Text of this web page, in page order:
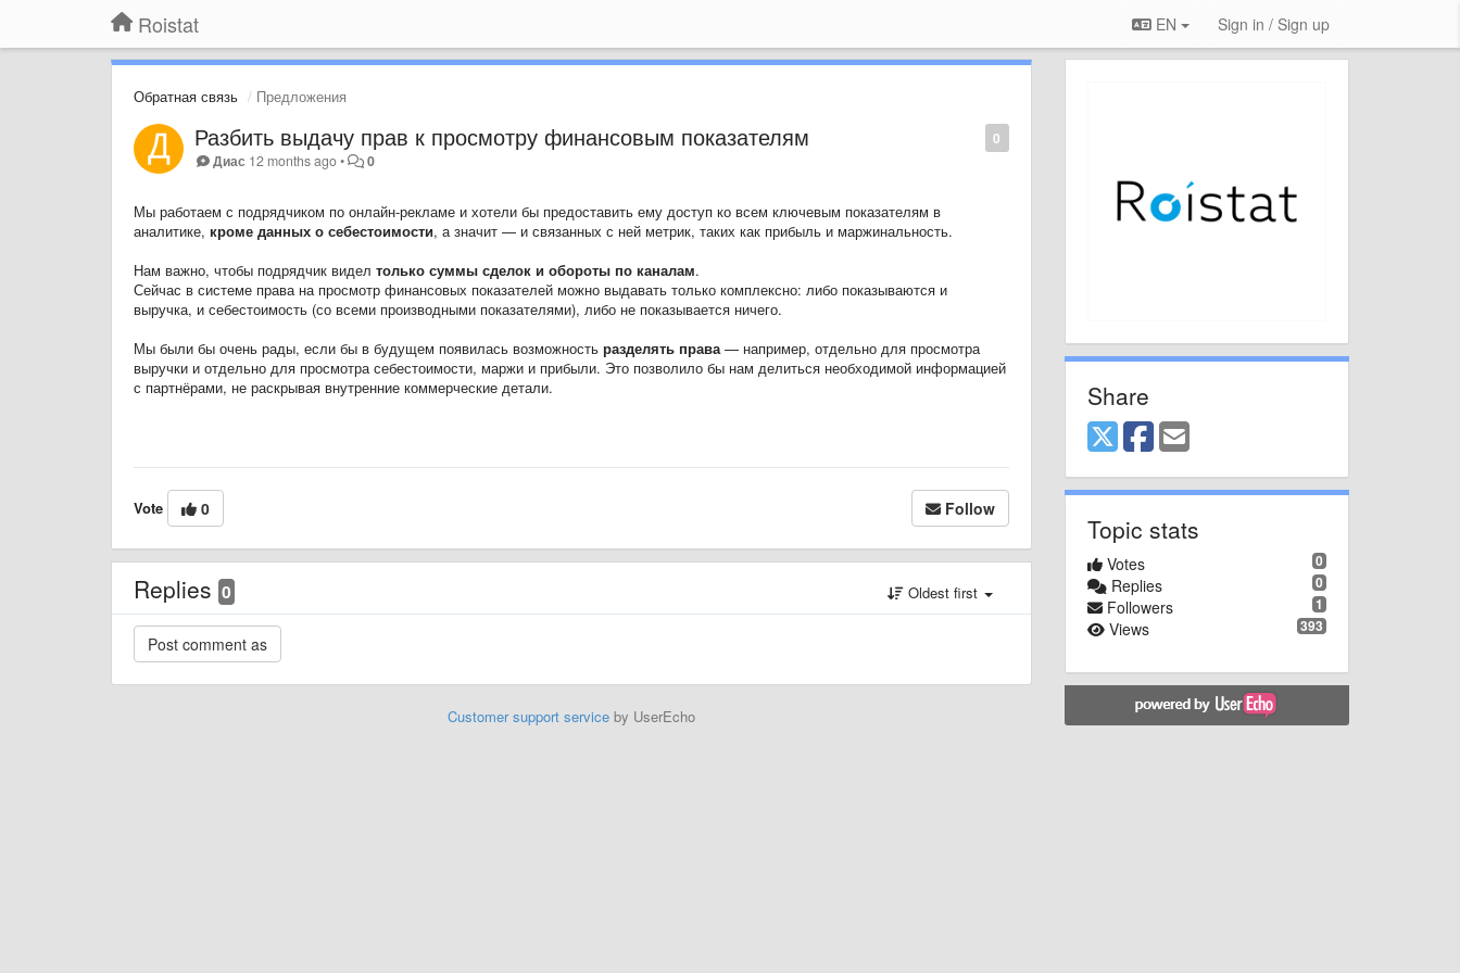
Roistat EN Sign in / Sign up
Обратная связь Предложения
0
Разбить выдачу прав к просмотру финансовым показателям
Диас 12 months ago• 0
Мы работаем с подрядчиком по онлайн-рекламе и хотели бы предоставить ему доступ ко всем ключевым показателям в
аналитике, кроме данных о себестоимости, а значит — и связанных с ней метрик, таких как прибыль и маржинальность.
Нам важно, чтобы подрядчик видел только суммы сделок и обороты по каналам.
Сейчас в системе права на просмотр финансовых показателей можно выдавать только комплексно: либо показываются и
выручка, и себестоимость (со всеми производными показателями), либо не показывается ничего.
Мы были бы очень рады, если бы в будущем появилась возможность разделять права— например, отдельно для просмотра
выручки и отдельно для просмотра себестоимости, маржи и прибыли. Это позволило бы нам делиться необходимой информацией
с партнёрами, не раскрывая внутренние коммерческие детали.
Vote 0 Follow
Replies 0 Oldest first
Customer support serviceby UserEcho
Share
Topic stats
0
Votes
0
Replies
1
Followers
393
Views